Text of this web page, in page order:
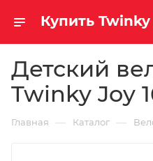
Детский
Twinky Joy
Главная — Каталог —